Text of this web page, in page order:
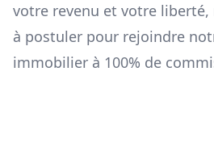
votre revenu et votre
à postuler pour rejoindre
immobilier à 100% de